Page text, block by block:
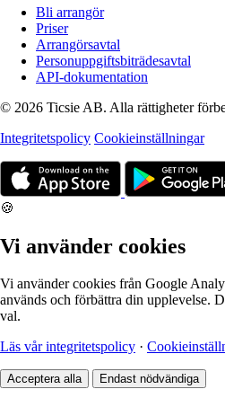
Bli arrangör
Priser
Arrangörsavtal
Personuppgiftsbiträdesavtal
API-dokumentation
© 2026 Ticsie AB. Alla rättigheter
Integritetspolicy Cookieinställningar
🍪
Vi använder cookies
Vi använder cookies från Google
används och förbättra din upplevelse.
val.
Läs vår integritetspolicy ·
Acceptera alla Endast nödvändiga